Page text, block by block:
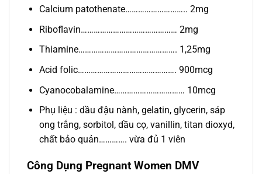
Calcium patothenate……………………….. 2mg
Riboflavin……………………………………… 2mg
Thiamine………………………………………. 1,25mg
Acid folic………………………………………. 900mcg
Cyanocobalamine…………………………… 10mcg
Phụ liệu : dầu đậu nành, gelatin, glycerin, sáp
ong trắng, sorbitol, dầu cọ, vanillin, titan dioxyd,
chất bảo quản…………. vừa đủ 1 viên
Công Dụng Pregnant Women DMV